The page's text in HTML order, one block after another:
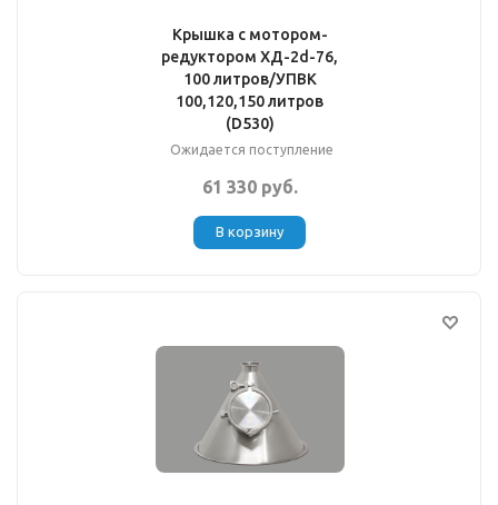
Крышка с мотором-
редуктором XД-2d-76,
100 литров/УПВК
100,120,150 литров
(D530)
Ожидается поступление
61 330 руб.
В корзину